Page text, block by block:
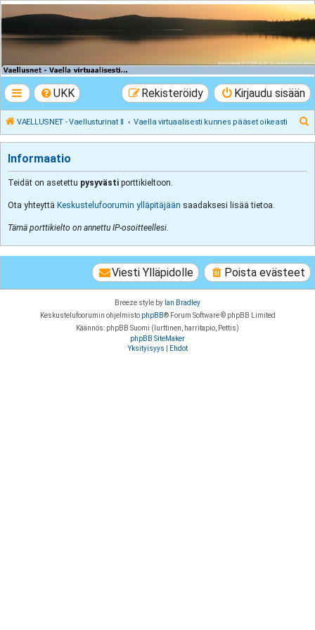
VAELLUSNET -
Vaellusturinat II
UKK Kirjaudu sisään
Rekisteröidy
VAELLUSNET - Vaellusturinat II Vaella virtuaalisesti kunnes pääset oikeasti
Informaatio
Teidät on asetettu pysyvästi porttikieltoon.
Ota yhteyttä Keskustelufoorumin ylläpitäjään saadaksesi lisää tietoa.
Tämä porttikielto on annettu IP-osoitteellesi.
Poista evästeet
Viesti Ylläpidolle
Breeze style by Ian Bradley
Keskustelufoorumin ohjelmisto phpBB® Forum Software © phpBB Limited
Käännös: phpBB Suomi (lurttinen, harritapio, Pettis)
phpBB SiteMaker
Yksityisyys
Ehdot